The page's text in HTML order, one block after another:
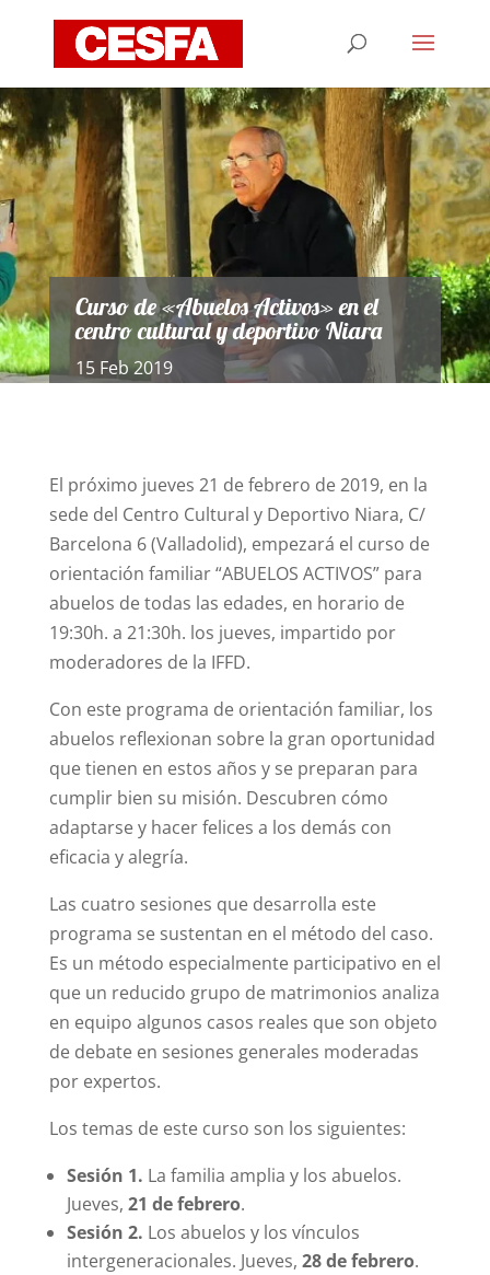
Curso de «Abuelos Activos» en el
centro cultural y deportivo Niara
15 Feb 2019
El próximo jueves 21 de febrero de 2019, en la
sede del Centro Cultural y Deportivo Niara, C/
Barcelona 6 (Valladolid), empezará el curso de
orientación familiar “ABUELOS ACTIVOS” para
abuelos de todas las edades, en horario de
19:30h. a 21:30h. los jueves, impartido por
moderadores de la IFFD.
Con este programa de orientación familiar, los
abuelos reflexionan sobre la gran oportunidad
que tienen en estos años y se preparan para
cumplir bien su misión. Descubren cómo
adaptarse y hacer felices a los demás con
eficacia y alegría.
Las cuatro sesiones que desarrolla este
programa se sustentan en el método del caso.
Es un método especialmente participativo en el
que un reducido grupo de matrimonios analiza
en equipo algunos casos reales que son objeto
de debate en sesiones generales moderadas
por expertos.
Los temas de este curso son los siguientes:
Sesión 1. La familia amplia y los abuelos.
Jueves, 21 de febrero.
Sesión 2. Los abuelos y los vínculos
intergeneracionales. Jueves, 28 de febrero.